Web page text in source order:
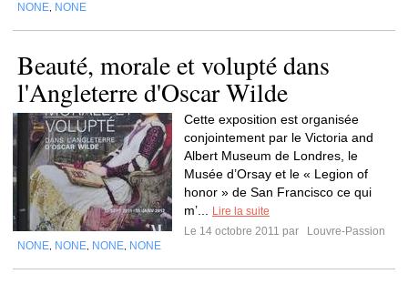
NONE NONE
Beauté, morale et volupté dans
l'Angleterre d'Oscar Wilde
Cette exposition est organisée
conjointement par le Victoria and
Albert Museum de Londres, le
Musée d’Orsay et le « Legion of
honor » de San Francisco ce qui
m’...
Lire la suite
Le 14 octobre 2011 par
Louvre-Passion
NONE NONE NONE NONE